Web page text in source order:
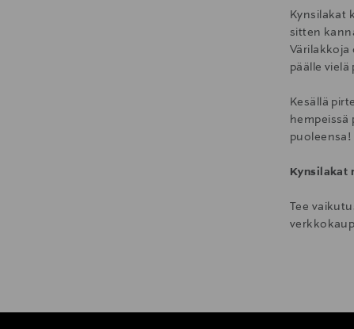
Kynsilakat
sitten
Värilakkoja
päälle
Kesällä
hempeissä
Kynsilakat
Tee